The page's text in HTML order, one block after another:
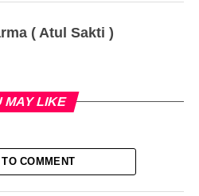
( Atul Sakti )
MAY LIKE
COMMENT